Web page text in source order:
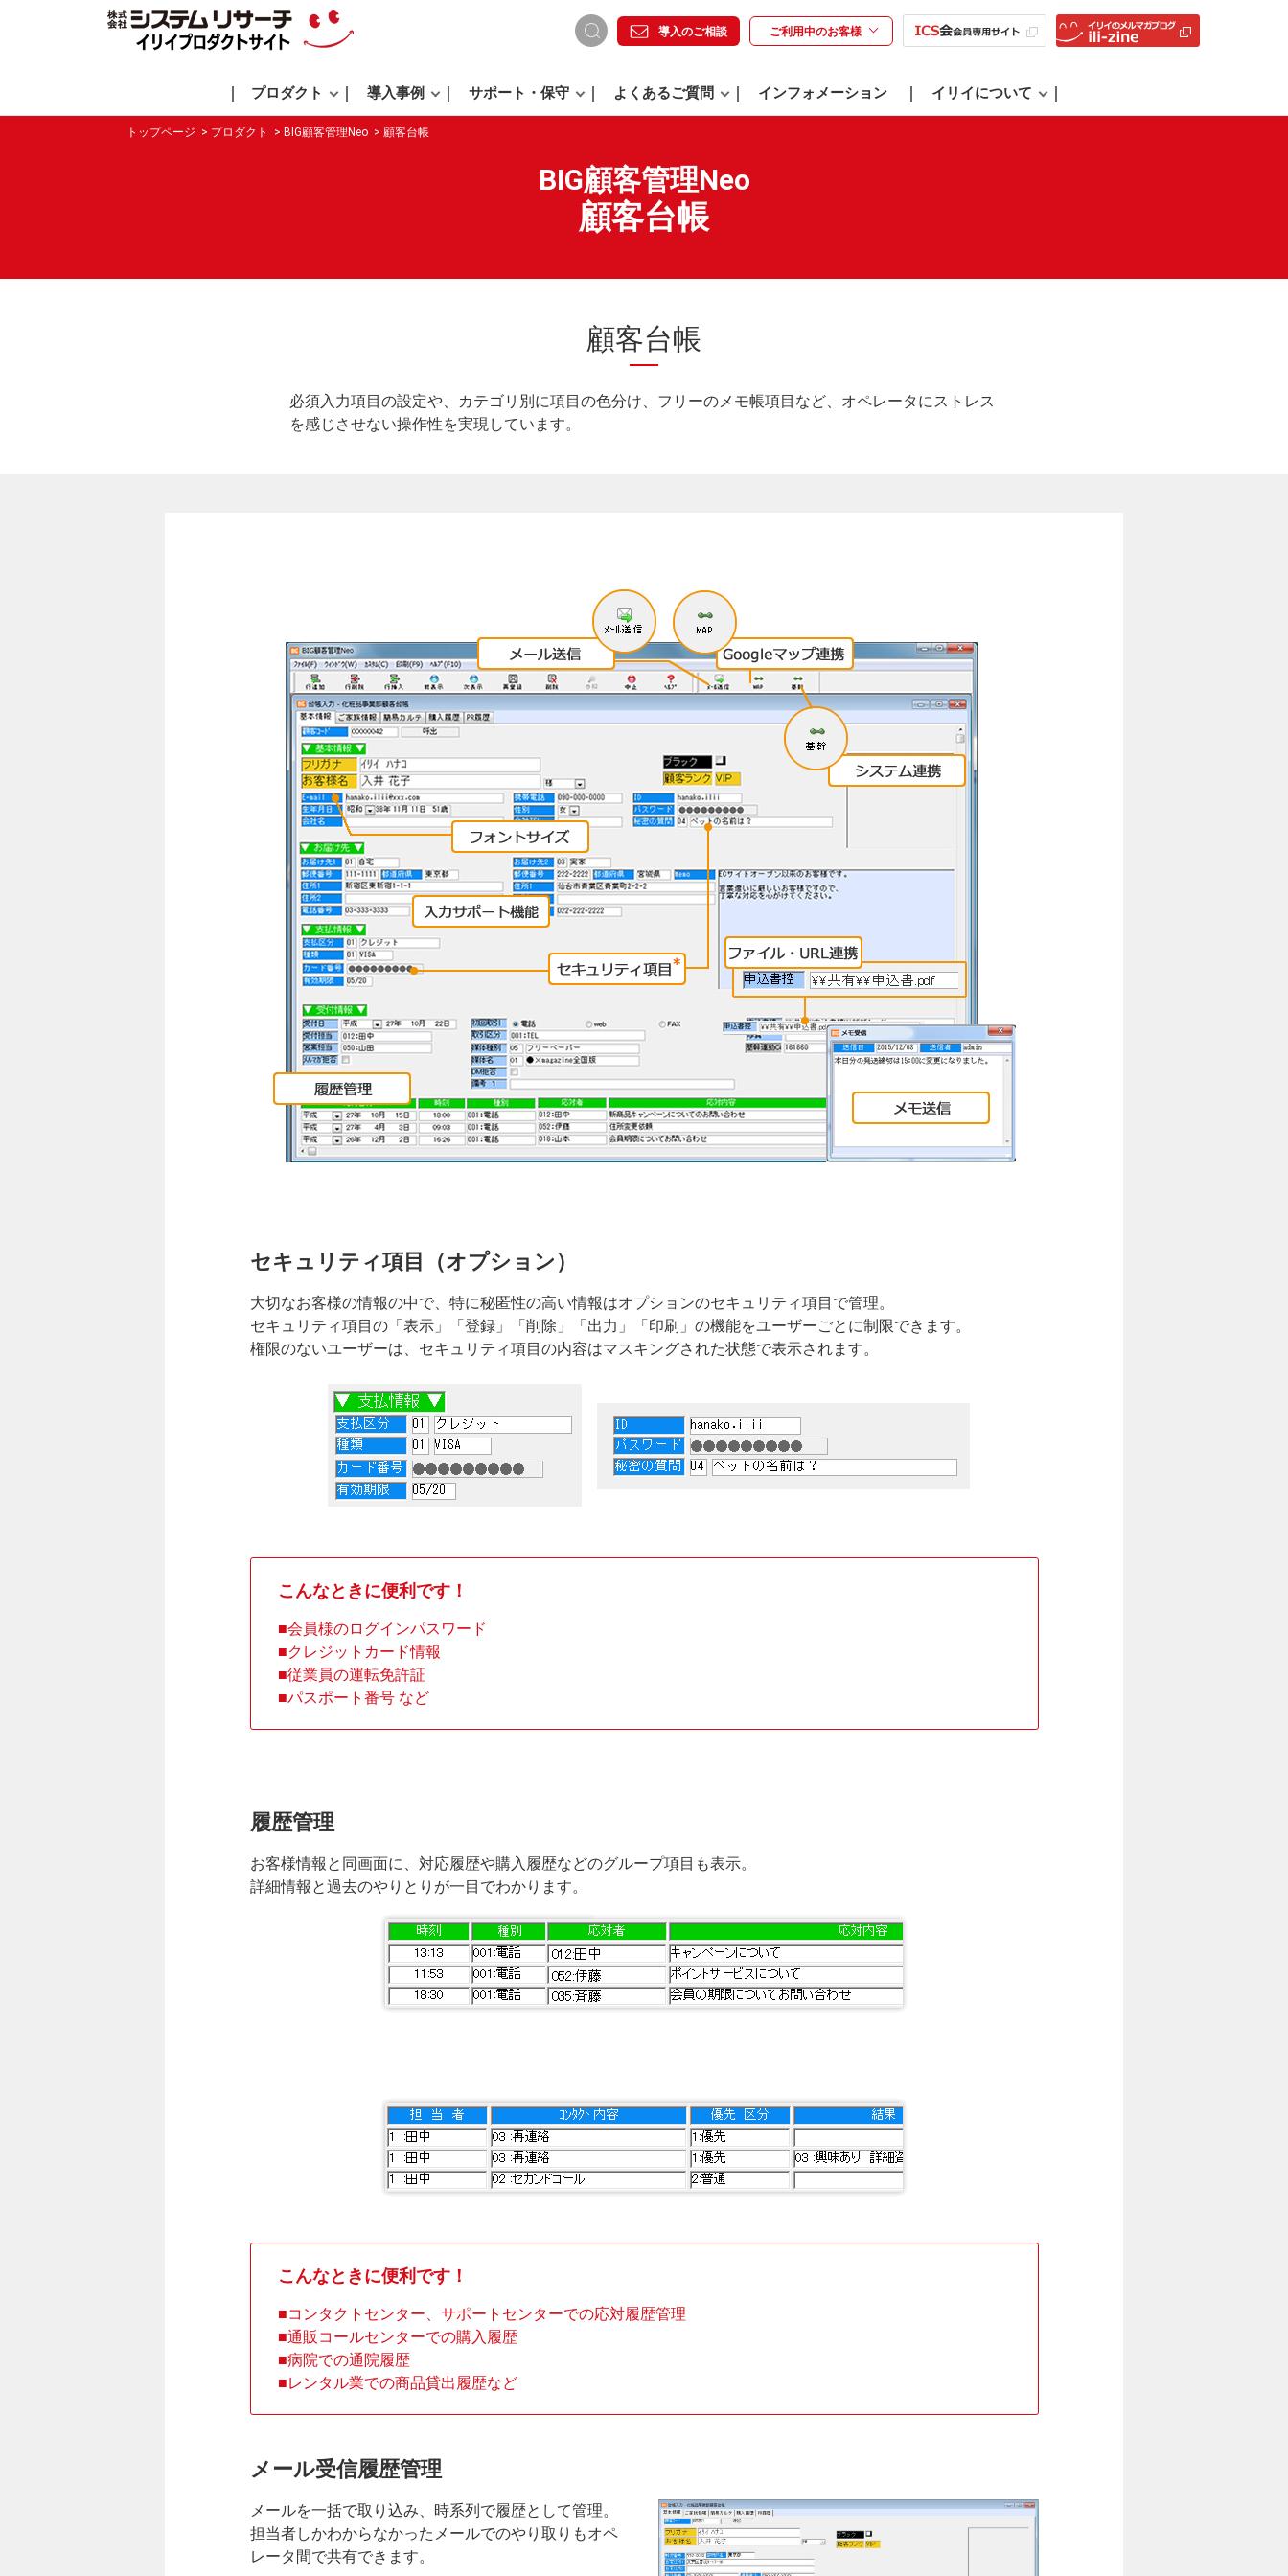
導入のご相談 ご利用中のお客様
プロダクト 導入事例 サポート・保守 よくあるご質問 インフォメーション イリイについて
トップページ プロダクト BIG顧客管理Neo 顧客台帳
BIG顧客管理Neo
顧客台帳
顧客台帳
必須入力項目の設定や、カテゴリ別に項目の色分け、フリーのメモ帳項目など、オペレータにストレス
を感じさせない操作性を実現しています。
セキュリティ項目（オプション）
大切なお客様の情報の中で、特に秘匿性の高い情報はオプションのセキュリティ項目で管理。
セキュリティ項目の「表示」「登録」「削除」「出力」「印刷」の機能をユーザーごとに制限できます。
権限のないユーザーは、セキュリティ項目の内容はマスキングされた状態で表示されます。
こんなときに便利です！
会員様のログインパスワード
クレジットカード情報
従業員の運転免許証
パスポート番号 など
履歴管理
お客様情報と同画面に、対応履歴や購入履歴などのグループ項目も表示。
詳細情報と過去のやりとりが一目でわかります。
こんなときに便利です！
コンタクトセンター、サポートセンターでの応対履歴管理
通販コールセンターでの購入履歴
病院での通院履歴
レンタル業での商品貸出履歴など
メール受信履歴管理
メールを一括で取り込み、時系列で履歴として管理。
担当者しかわからなかったメールでのやり取りもオペ
レータ間で共有できます。